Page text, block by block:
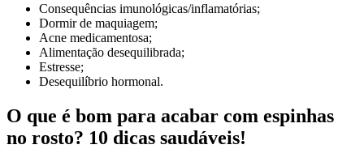
Consequências imunológicas/inflamatórias;
Dormir de maquiagem;
Acne medicamentosa;
Alimentação desequilibrada;
Estresse;
Desequilíbrio hormonal.
O que é bom para acabar com espinhas
no rosto? 10 dicas saudáveis!